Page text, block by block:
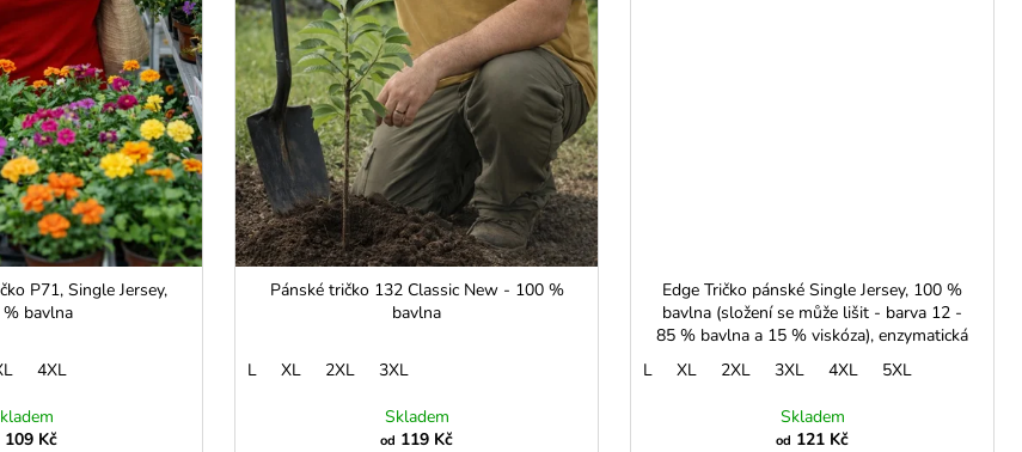
P71, Single Jersey,
bavlna
4XL
109 Kč
Pánské tričko 132 Classic New - 100 %
bavlna
L XL 2XL 3XL
Skladem
od 119 Kč
Edge Tričko pánské Single Jersey, 100 %
bavlna (složení se může lišit - barva 12 -
85 % bavlna a 15 % viskóza), enzymatická
L XL 2XL 3XL 4XL 5XL
Skladem
od 121 Kč